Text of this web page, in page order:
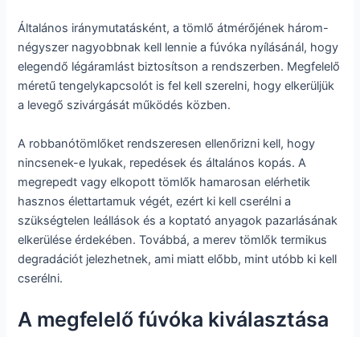
Általános iránymutatásként, a tömlő átmérőjének három-
négyszer nagyobbnak kell lennie a fúvóka nyílásánál, hogy
elegendő légáramlást biztosítson a rendszerben. Megfelelő
méretű tengelykapcsolót is fel kell szerelni, hogy elkerüljük
a levegő szivárgását működés közben.
A robbanótömlőket rendszeresen ellenőrizni kell, hogy
nincsenek-e lyukak, repedések és általános kopás. A
megrepedt vagy elkopott tömlők hamarosan elérhetik
hasznos élettartamuk végét, ezért ki kell cserélni a
szükségtelen leállások és a koptató anyagok pazarlásának
elkerülése érdekében. Továbbá, a merev tömlők termikus
degradációt jelezhetnek, ami miatt előbb, mint utóbb ki kell
cserélni.
A megfelelő fúvóka kiválasztása